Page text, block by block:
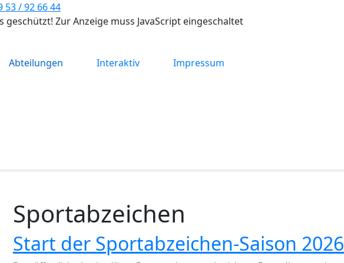
53 / 92 66 44
geschützt! Zur Anzeige muss JavaScript eingeschaltet
Abteilungen Interaktiv
Impressum
Sportabzeichen
Start der Sportabzeichen-Saison 2026